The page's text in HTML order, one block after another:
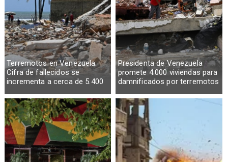
Terremotos en Venezuela:
Cifra de fallecidos se
incrementa a cerca de 5.400
Presidenta de Venezuela
promete 4.000 viviendas para
damnificados por terremotos